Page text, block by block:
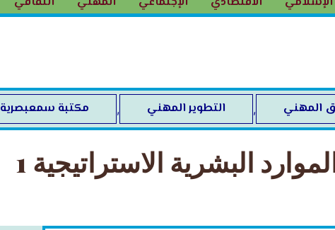
المهني , التطوير المهني , مكتبة سمعبصرية
البشرية الاستراتيجية 1